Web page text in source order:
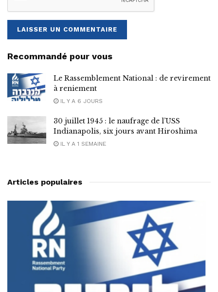
Recommandé pour vous
Le Rassemblement National : de revirement
à reniement
IL Y A 6 JOURS
30 juillet 1945 : le naufrage de l’USS
Indianapolis, six jours avant Hiroshima
IL Y A 1 SEMAINE
Articles populaires